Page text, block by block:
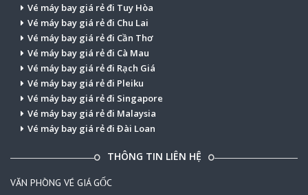
Vé máy bay giá rẻ đi Tuy Hòa
Vé máy bay giá rẻ đi Chu Lai
Vé máy bay giá rẻ đi Cần Thơ
Vé máy bay giá rẻ đi Cà Mau
Vé máy bay giá rẻ đi Rạch Giá
Vé máy bay giá rẻ đi Pleiku
Vé máy bay giá rẻ đi Singapore
Vé máy bay giá rẻ đi Malaysia
Vé máy bay giá rẻ đi Đài Loan
THÔNG TIN LIÊN HỆ
VĂN PHÒNG VÉ GIÁ GỐC